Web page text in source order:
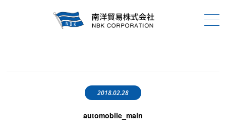
2018.02.28
automobile_main